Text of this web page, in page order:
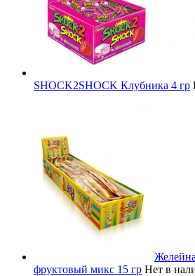
SHOCK2SHOCK Клубника 4 гр
фруктовый микс 15 гр Нет в